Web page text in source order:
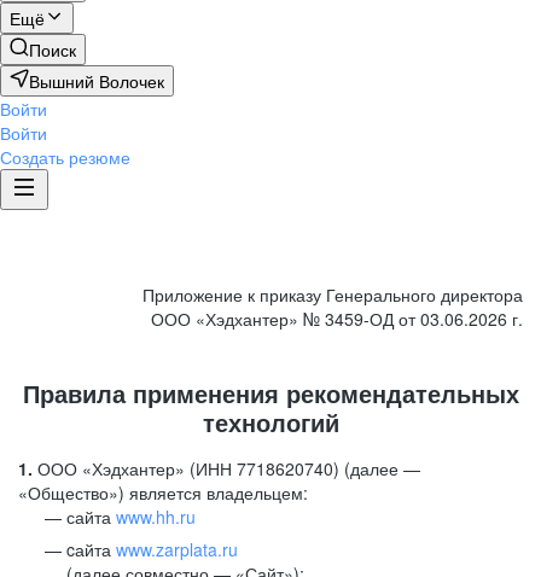
Ещё
Поиск
Вышний Волочек
Войти
Войти
Создать резюме
Приложение к приказу Генерального директора
ООО «Хэдхантер» № 3459-ОД от 03.06.2026 г.
Правила применения рекомендательных
технологий
1. ООО «Хэдхантер» (ИНН 7718620740) (далее —
«Общество») является владельцем:
сайта www.hh.ru
cайта www.zarplata.ru